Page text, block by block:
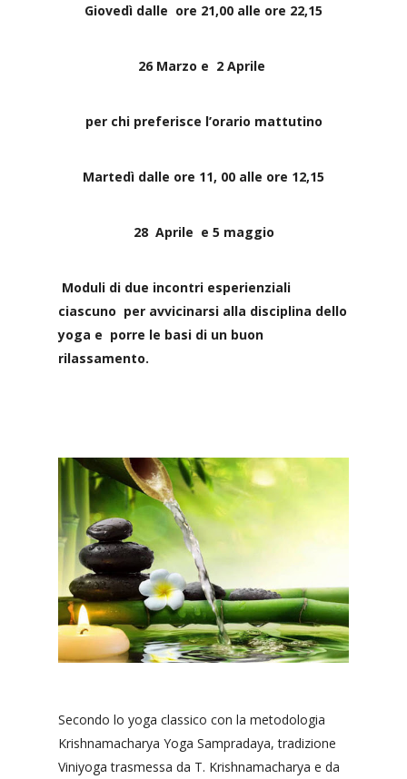
Giovedì dalle ore 21,00 alle ore 22,15
26 Marzo e 2 Aprile
per chi preferisce l’orario mattutino
Martedì dalle ore 11, 00 alle ore 12,15
28 Aprile e 5 maggio
Moduli di due incontri esperienziali
ciascuno per avvicinarsi alla disciplina dello
yoga e porre le basi di un buon
rilassamento.
Secondo lo yoga classico con la metodologia
Krishnamacharya Yoga Sampradaya, tradizione
Viniyoga trasmessa da T. Krishnamacharya e da